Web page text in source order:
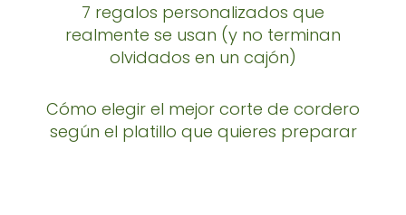
7 regalos personalizados que
realmente se usan (y no terminan
olvidados en un cajón)
Cómo elegir el mejor corte de cordero
según el platillo que quieres preparar